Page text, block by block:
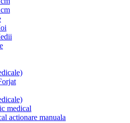
medical
actionare manuala